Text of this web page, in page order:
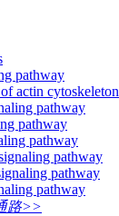
pathway
actin cytoskeleton
pathway
pathway
pathway
pathway
pathway
pathway
路>>